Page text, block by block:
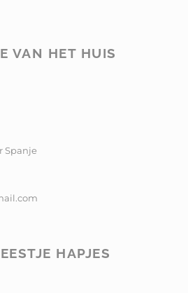
VAN HET HUIS
Spanje
HAPJES